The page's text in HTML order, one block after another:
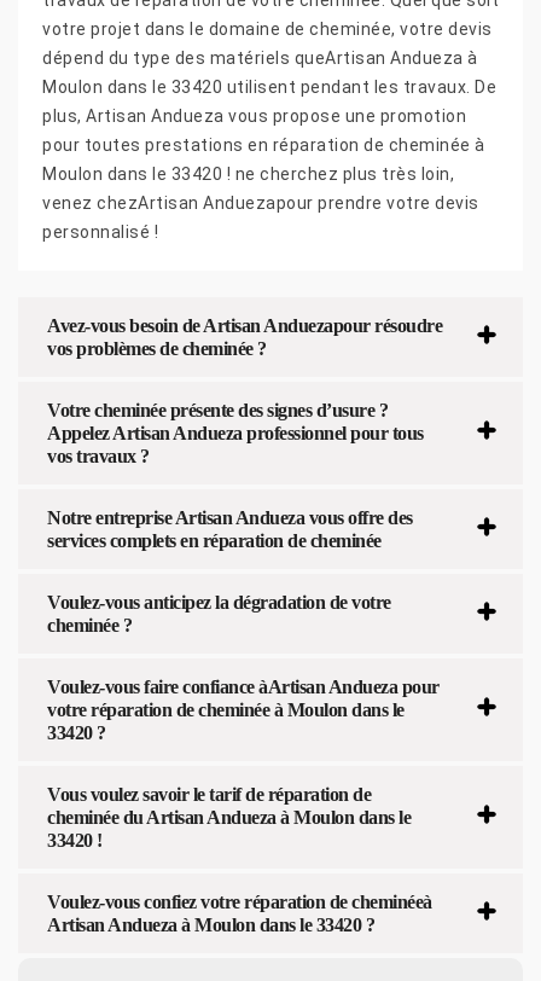
votre projet dans le domaine de cheminée, votre devis
dépend du type des matériels queArtisan Andueza à
Moulon dans le 33420 utilisent pendant les travaux. De
plus, Artisan Andueza vous propose une promotion
pour toutes prestations en réparation de cheminée à
Moulon dans le 33420 ! ne cherchez plus très loin,
venez chezArtisan Anduezapour prendre votre devis
personnalisé !
Avez-vous besoin de Artisan Anduezapour résoudre
vos problèmes de cheminée ?
Votre cheminée présente des signes d’usure ?
Appelez Artisan Andueza professionnel pour tous
vos travaux ?
Notre entreprise Artisan Andueza vous offre des
services complets en réparation de cheminée
Voulez-vous anticipez la dégradation de votre
cheminée ?
Voulez-vous faire confiance àArtisan Andueza pour
votre réparation de cheminée à Moulon dans le
33420 ?
Vous voulez savoir le tarif de réparation de
cheminée du Artisan Andueza à Moulon dans le
33420 !
Voulez-vous confiez votre réparation de cheminéeà
Artisan Andueza à Moulon dans le 33420 ?